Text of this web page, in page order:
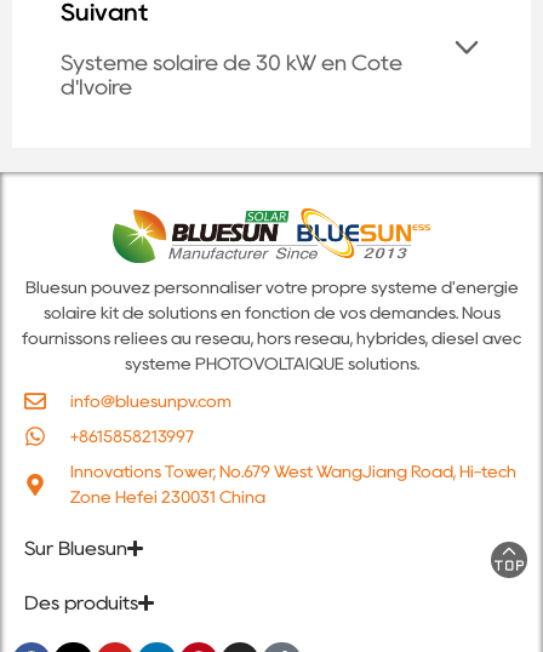
Suivant
Système solaire de 30 kW en Côte
d'Ivoire
Bluesun pouvez personnaliser votre propre système d'énergie
solaire kit de solutions en fonction de vos demandes. Nous
fournissons reliées au réseau, hors réseau, hybrides, diesel avec
système PHOTOVOLTAÏQUE solutions.
info@bluesunpv.com
+8615858213997
Innovations Tower, No.679 West WangJiang Road, Hi-tech
Zone Hefei 230031 China
Sur Bluesun
Des produits